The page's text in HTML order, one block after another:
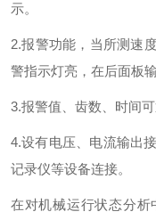
示。
2.报警功能，当所测速
警指示灯亮，在后面板
3.报警值、齿数、时间
4.设有电压、电流输出
记录仪等设备连接。
在对机械运行状态分